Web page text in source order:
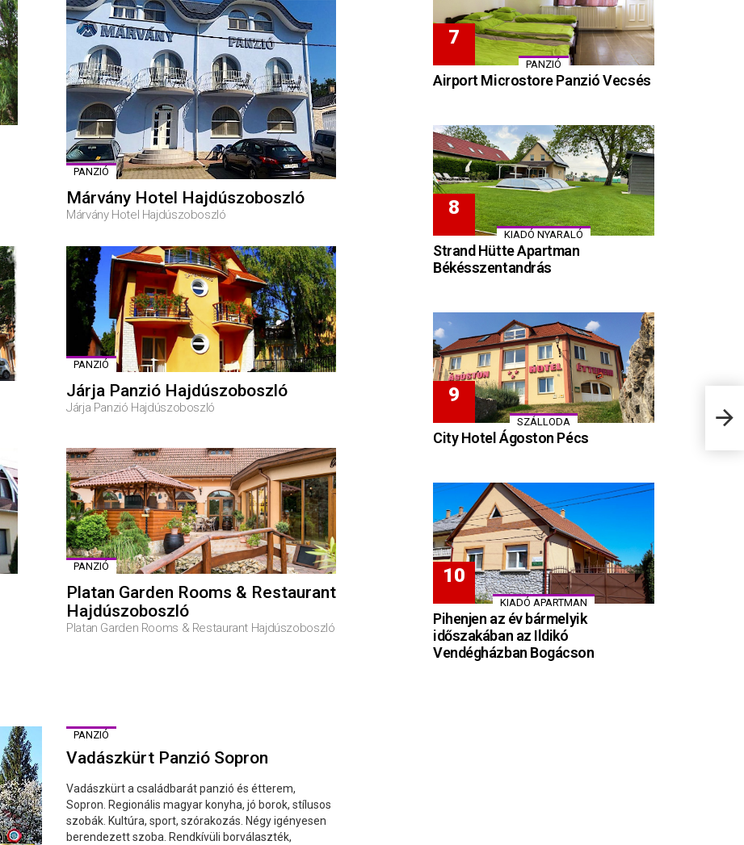
PANZIÓ
Márvány Hotel Hajdúszoboszló
Márvány Hotel Hajdúszoboszló
PANZIÓ
Járja Panzió Hajdúszoboszló
Járja Panzió Hajdúszoboszló
PANZIÓ
Platan Garden Rooms & Restaurant
Hajdúszoboszló
Platan Garden Rooms & Restaurant Hajdúszoboszló
PANZIÓ
Vadászkürt Panzió Sopron
Vadászkürt a családbarát panzió és étterem,
Sopron. Regionális magyar konyha, jó borok, stílusos
szobák. Kultúra, sport, szórakozás. Négy igényesen
berendezett szoba. Rendkívüli borválaszték,
PANZIÓ
Airport Microstore Panzió Vecsés
KIADÓ NYARALÓ
Strand Hütte Apartman
Békésszentandrás
SZÁLLODA
City Hotel Ágoston Pécs
KIADÓ APARTMAN
Pihenjen az év bármelyik
időszakában az Ildikó
Vendégházban Bogácson